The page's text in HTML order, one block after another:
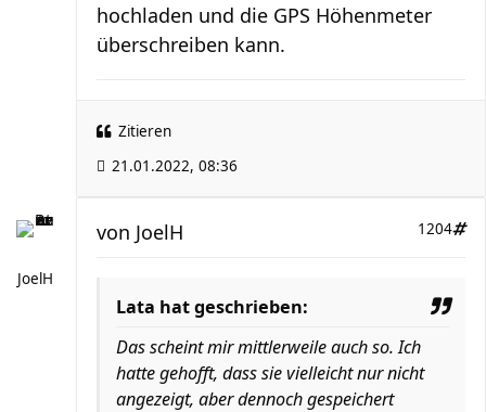
hochladen und die GPS Höhenmeter
überschreiben kann.
Zitieren
21.01.2022, 08:36
JoelH
1204
von JoelH
Lata hat geschrieben:
Das scheint mir mittlerweile auch so. Ich
hatte gehofft, dass sie vielleicht nur nicht
angezeigt, aber dennoch gespeichert